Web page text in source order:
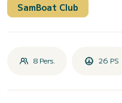
SamBoat Club
8 Pers. 26 PS